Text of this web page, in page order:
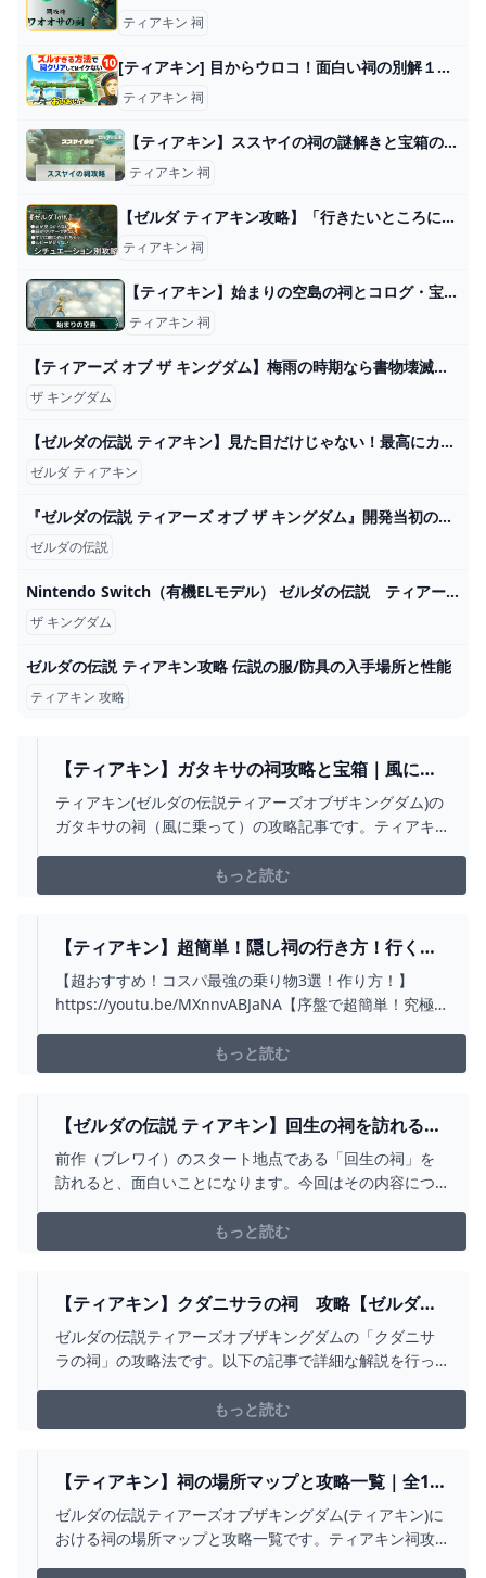
ティアキン 祠
[ティアキン] 目からウロコ！面白い祠の別解１０選 [ゼルダの伝説 ティアーズ オブ ザ キングダム] - YouTube
ティアキン 祠
【ティアキン】ススヤイの祠の謎解きと宝箱の取り方｜走るもの【ゼルダの伝説ティアーズオブザキングダム】 - 神ゲー攻略
ティアキン 祠
【ゼルダ ティアキン攻略】「行きたいところに行けない」「祠がクリアーできない」詰まったときの対処法【ティアーズ オブ ザ キングダム】 ゲーム・エンタメ最新情報のファミ通.com
ティアキン 祠
【ティアキン】始まりの空島の祠とコログ・宝箱の場所【ゼルダの伝説ティアーズオブザキングダム】 - ゲームウィズ
ティアキン 祠
【ティアーズ オブ ザ キングダム】梅雨の時期なら書物壊滅！ゼルダの隠し部屋！！ #32 - YouTube
ザ キングダム
【ゼルダの伝説 ティアキン】見た目だけじゃない！最高にカッコイイ武器TOP5！【Zelda Tears of Kingdom】 - YouTube
ゼルダ ティアキン
『ゼルダの伝説 ティアーズ オブ ザ キングダム』開発当初のカオス状態映像にみんなほっこり。任天堂でもはじめは失敗する - AUTOMATON
ゼルダの伝説
Nintendo Switch（有機ELモデル） ゼルダの伝説 ティアーズ オブ ザ キングダムエディション - YouTube
ザ キングダム
ゼルダの伝説 ティアキン攻略 伝説の服/防具の入手場所と性能
ティアキン 攻略
【ティアキン】ガタキサの祠攻略と宝箱｜風に乗
って【ゼルダの伝説ティアーズオブザキングダ
ム】 - ゲームウィズ
ティアキン(ゼルダの伝説ティアーズオブザキングダム)の
ガタキサの祠（風に乗って）の攻略記事です。ティアキ
ついて掲載しています。もっと読む
【ティアキン】超簡単！隠し祠の行き方！行くだ
けでクリア！【ゼルダの伝説】 - YOUTUBE
【超おすすめ！コスパ最強の乗り物3選！作り方！】
https://youtu.be/MXnnvABJaNA【序盤で超簡単！究極の
https://youtu.be/SONAFqp_QDA【ゼルダの伝説 ティア
ーズ オブ ザ キングダム 攻略】
もっと読む
【ゼルダの伝説 ティアキン】回生の祠を訪れる
と・・・（前作のスタート地点）【小ネタ・検
証】【ゼルダの伝説 ティアーズオブザキングダ
前作（ブレワイ）のスタート地点である「回生の祠」を
訪れると、面白いことになります。今回はその内容につ
再生リスト https://youtube.com/playlist?
list=PLdE0IEHoC0TVRTM_IzCpdznNWyB3dZPRm★ティ
もっと読む
【ティアキン】クダニサラの祠 攻略【ゼルダの
伝説】 - YOUTUBE
ゼルダの伝説ティアーズオブザキングダムの「クダニサ
ラの祠」の攻略法です。以下の記事で詳細な解説を行っ
totk/dungeons/dungeon-117
もっと読む
【ティアキン】祠の場所マップと攻略一覧｜全152
箇所【ゼルダの伝説ティアーズオブザキングダ
ム】 - ゲームウィズ
ゼルダの伝説ティアーズオブザキングダム(ティアキン)に
おける祠の場所マップと攻略一覧です。ティアキン祠攻